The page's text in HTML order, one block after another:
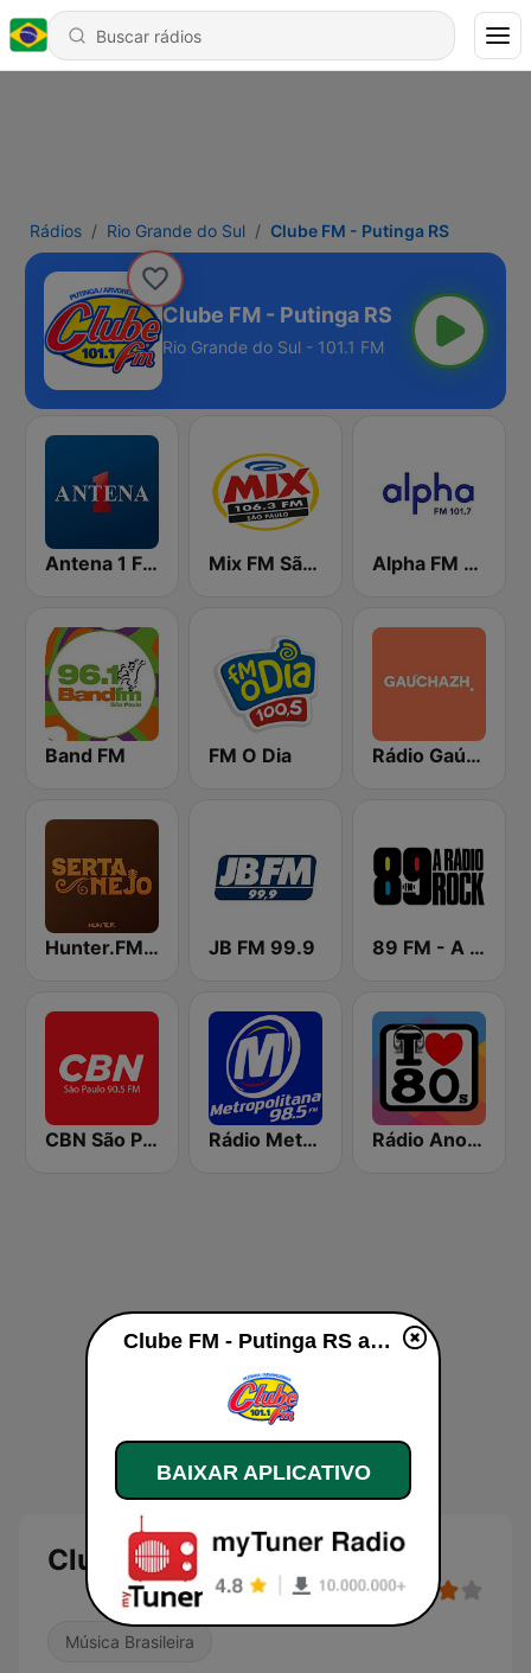
Rádios Rio Grande do Sul Clube FM - Putinga RS
Clube FM - Putinga RS
Rio Grande do Sul - 101.1 FM
Antena 1 FM Mix FM São Paulo Alpha FM 101.7
Band FM FM O Dia Rádio Gaúcha ZH
Hunter.FM - Sertanejo JB FM 99.9 89 FM - A Rádio Rock
CBN São Paulo Rádio Metropolitana 98.5 FM Rádio Anos 80
Clube FM - Putinga RS
Música Brasileira
Clube FM - Putinga RS ao vivo
BAIXAR APLICATIVO